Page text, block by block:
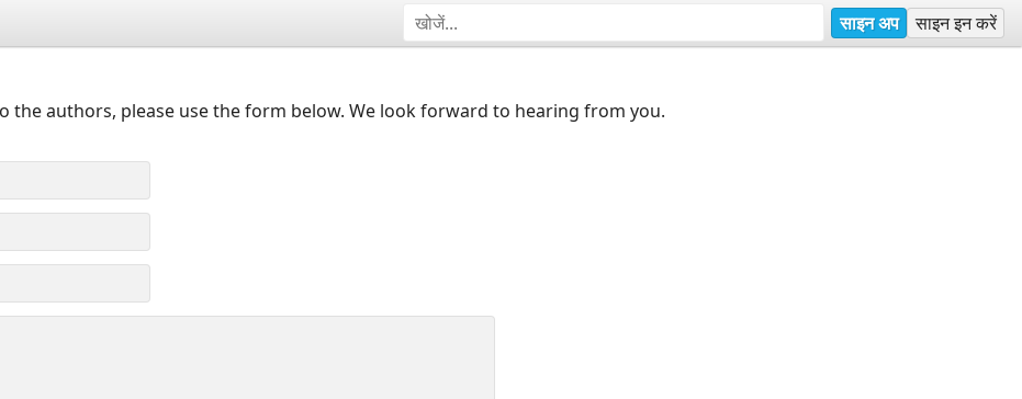
साइन अप साइन इन करें
the authors, please use the form below. We look forward to hearing from you.